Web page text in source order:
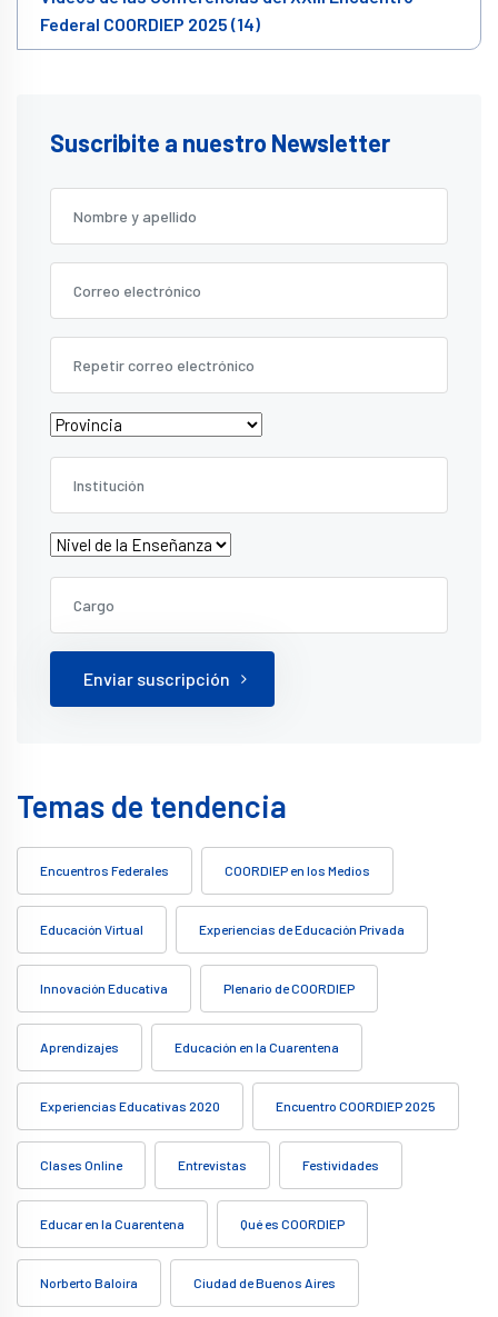
Federal COORDIEP 2025 (14)
Suscribite a nuestro Newsletter
Enviar suscripción
Temas de tendencia
Encuentros Federales COORDIEP en los Medios
Educación Virtual Experiencias de Educación Privada
Innovación Educativa Plenario de COORDIEP
Aprendizajes Educación en la Cuarentena
Experiencias Educativas 2020 Encuentro COORDIEP 2025
Clases Online Entrevistas Festividades
Educar en la Cuarentena Qué es COORDIEP
Norberto Baloira Ciudad de Buenos Aires